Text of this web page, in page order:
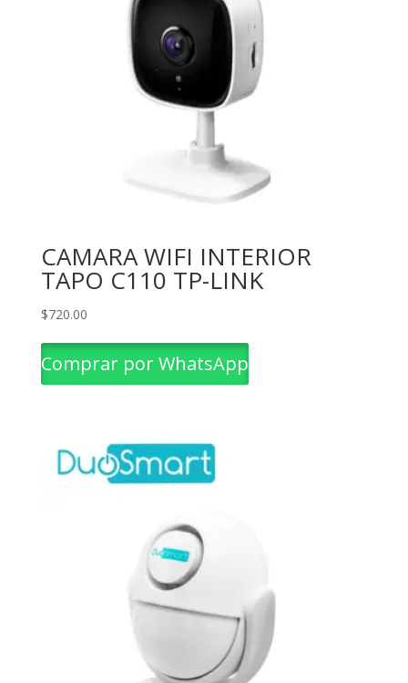
CAMARA WIFI INTERIOR
TAPO C110 TP-LINK
$720.00
Comprar por WhatsApp